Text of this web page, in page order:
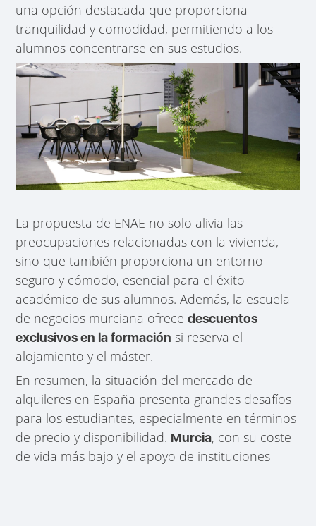
una opción destacada que proporciona
tranquilidad y comodidad, permitiendo a los
alumnos concentrarse en sus estudios.
La propuesta de ENAE no solo alivia las
preocupaciones relacionadas con la vivienda,
sino que también proporciona un entorno
seguro y cómodo, esencial para el éxito
académico de sus alumnos. Además, la escuela
de negocios murciana ofrecedescuentos
exclusivos en la formación si reserva el
alojamiento y el máster.
En resumen, la situación del mercado de
alquileres en España presenta grandes desafíos
para los estudiantes, especialmente en términos
de precio y disponibilidad. Murcia, con su coste
de vida más bajo y el apoyo de instituciones